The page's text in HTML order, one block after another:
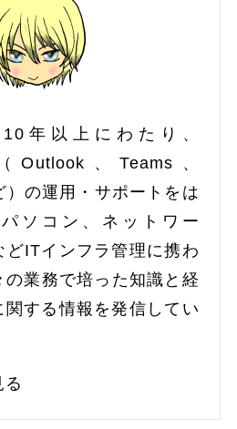
年以上にわたり、
Outlook、Teams、
の運用・サポートをは
ソコン、ネットワー
どITインフラ管理に携わ
の業務で培った知識と経
する情報を発信してい